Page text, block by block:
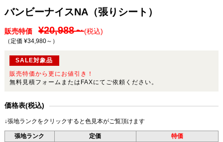
バンビーナイスNA（張りシート）
販売特価 ¥20,988～(税込)
（定価 ¥34,980～ ）
SALE対象品
販売特価から更にお値引き！
無料見積フォームまたはFAXにてご依頼ください。
価格表(税込)
↓張地ランクをクリックすると色見本がご覧頂けます
張地ランク 定価
特価